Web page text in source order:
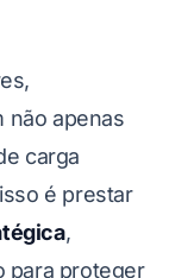
não apenas
carga
é prestar
,
para proteger